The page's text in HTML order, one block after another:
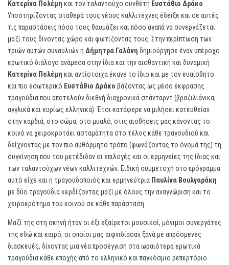
Κατερίνα Πολέμη και τον ταλαντούχο συνθέτη Ευστάθιο Δράκο
Υποστηρίζοντας σταθερά τους νέους καλλιτέχνες έδειξε και σε αυτές
τις παραστάσεις πόσο τους θαυμάζει και πόσο αγαπά να συνεργάζεται
μαζί τους δίνοντας χώρο και φωτίζοντας τους. Στην περίπτωση των
τριών αυτών συναυλιών η Δήμητρα Γαλάνη δημιούργησε έναν υπέροχο
ερωτικό διάλογο ανάμεσα στην ίδια και την αισθαντική και δυναμική
Κατερίνα Πολέμη και αντίστοιχα έκανε το ίδιο και με τον ευαίσθητο
και πιο εσωτερικό Ευστάθιο Δράκο βάζοντας ως μέσο έκφρασης
τραγούδια που αποτελούν διεθνή διαχρονικά στάνταρντ (βραζιλιάνικα,
αγγλικά και κυρίως ελληνικά). Έτσι κατάφερε να μιλήσει κατευθείαν
στην καρδιά, στο σώμα, στο μυαλό, στις αισθήσεις μας κάνοντας το
κοινό να χειροκροτάει ασταμάτητα στο τέλος κάθε τραγουδιού και
δείχνοντας με τον πιο αυθόρμητο τρόπο (φωνάζοντας το όνομά της) τη
συγκίνηση που του μετέδιδαν οι επιλογές και οι ερμηνείες της ίδιας και
των ταλαντούχων νέων καλλιτεχνών. Ειδική συμμετοχή στο πρόγραμμα
αυτό είχε και η τραγουδοποιός και ερμηνεύτρια Παυλίνα Βουλγαράκη
με δύο τραγούδια κερδίζοντας μαζί με όλους την αναγνώριση και το
χειροκρότημα του κοινού σε κάθε παράσταση.
Μαζί της στη σκηνή ήταν οι έξι εξαίρετοι μουσικοί, μόνιμοι συνεργάτες
της εδώ και καιρό, οι οποίοι μας αιφνιδίασαν ξανά με απρόσμενες
διασκευές, δίνοντας μια νέα προσέγγιση στα ωραιότερα ερωτικά
τραγούδια κάθε εποχής από το ελληνικό και παγκόσμιο ρεπερτόριο.